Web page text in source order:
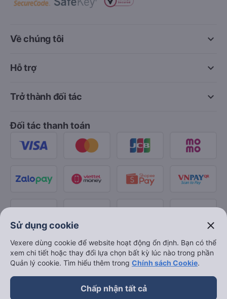
keyboard_arrow_down
Về chúng tôi
keyboard_arrow_down
Hỗ trợ
keyboard_arrow_down
Trở thành đối tác
Đối tác thanh toán
Sử dụng cookie close
Vexere dùng cookie để website hoạt động ổn định. Bạn có thể
xem chi tiết hoặc thay đổi lựa chọn bất kỳ lúc nào trong phần
Quản lý cookie. Tìm hiểu thêm trong Chính sách Cookie.
Chấp nhận tất cả